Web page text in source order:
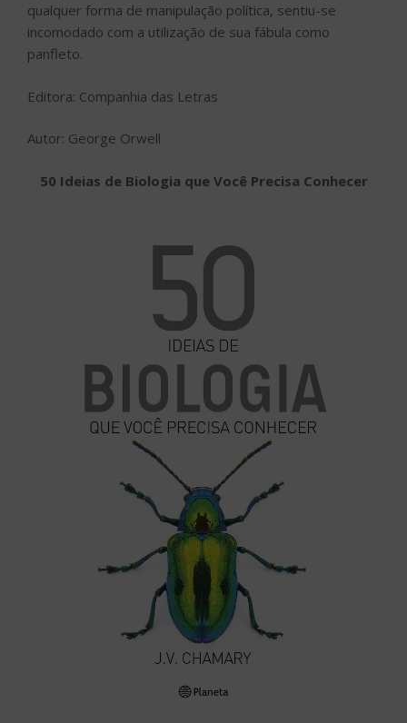
qualquer forma de manipulação política, sentiu-se
incomodado com a utilização de sua fábula como
panfleto.
Editora: Companhia das Letras
Autor: George Orwell
50 Ideias de Biologia que Você Precisa Conhecer